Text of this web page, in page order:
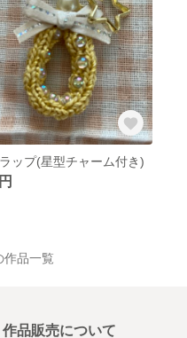
ップ(星型チャーム付き)
作品一覧
作品販売について